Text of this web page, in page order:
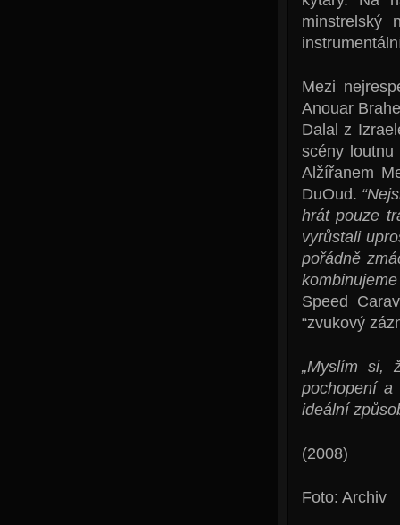
Mezi
Anouar
Dalal z
scény
Alžířanem
DuOud.
hrát pouze
vyrůstali
pořádně
kombinujeme
Speed
“zvukový
„Myslím si,
pochopení a
ideální
(2008)
Foto: Archiv